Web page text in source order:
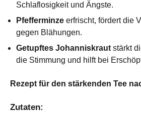
Schlaflosigkeit und Ängste.
Pfefferminze erfrischt, fördert die
gegen Blähungen.
Getupftes Johanniskraut stärkt
die Stimmung und hilft bei
Rezept für den stärkenden Tee
Zutaten: